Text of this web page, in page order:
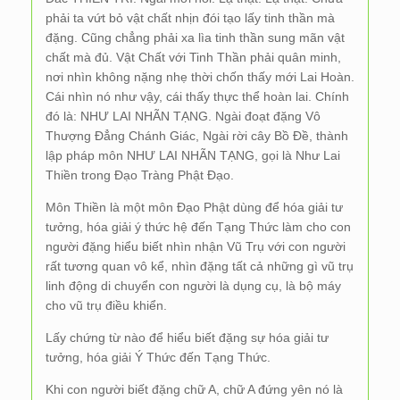
phải ta vứt bỏ vật chất nhịn đói tạo lấy tinh thần mà
đặng. Cũng chẳng phải xa lìa tinh thần sung mãn vật
chất mà đủ. Vật Chất với Tinh Thần phải quân minh,
nơi nhìn không nặng nhẹ thời chốn thấy mới Lai Hoàn.
Cái nhìn nó như vậy, cái thấy thực thể hoàn lai. Chính
đó là: NHƯ LAI NHÃN TẠNG. Ngài đoạt đặng Vô
Thượng Đẳng Chánh Giác, Ngài rời cây Bồ Đề, thành
lập pháp môn NHƯ LAI NHÃN TẠNG, gọi là Như Lai
Thiền trong Đạo Tràng Phật Đạo.
Môn Thiền là một môn Đạo Phật dùng để hóa giải tư
tưởng, hóa giải ý thức hệ đến Tạng Thức làm cho con
người đặng hiểu biết nhìn nhận Vũ Trụ với con người
rất tương quan vô kể, nhìn đặng tất cả những gì vũ trụ
linh động di chuyển con người là dụng cụ, là bộ máy
cho vũ trụ điều khiển.
Lấy chứng từ nào để hiểu biết đặng sự hóa giải tư
tưởng, hóa giải Ý Thức đến Tạng Thức.
Khi con người biết đặng chữ A, chữ A đứng yên nó là